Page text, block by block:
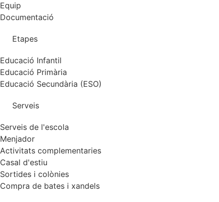
Equip
Documentació
Etapes
Educació Infantil
Educació Primària
Educació Secundària (ESO)
Serveis
Serveis de l'escola
Menjador
Activitats complementaries
Casal d'estiu
Sortides i colònies
Compra de bates i xandels